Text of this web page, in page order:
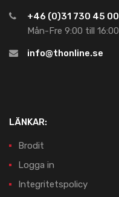
+46 (0)31 730 45 00
Mån-Fre 9:00 till 16:00
info@thonline.se
LÄNKAR:
Brodit
Logga in
Integritetspolicy